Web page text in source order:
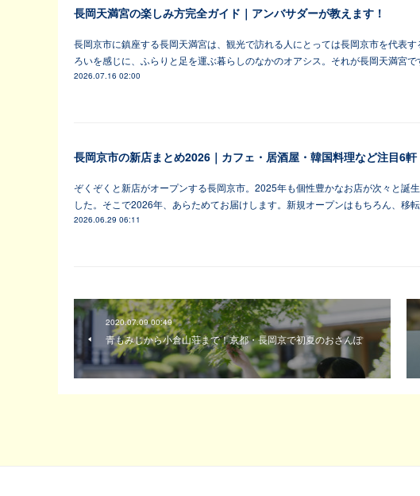
長岡天満宮の楽しみ方完全ガイド｜アンバサダーが教えます！
長岡京市に鎮座する長岡天満宮は、観光で訪れる人にとっては長岡京市を代表
ろいを感じに、ふらりと足を運ぶ暮らしのなかのオアシス。それが長岡天満宮
2026.07.16 02:00
長岡京市の新店まとめ2026｜カフェ・居酒屋・韓国料理など注目6軒
ぞくぞくと新店がオープンする長岡京市。2025年も個性豊かなお店が次々と誕
した。そこで2026年、あらためてお届けします。新規オープンはもちろん、移
2026.06.29 06:11
2020.07.09 00:49
青もみじから小倉山荘まで！京都・長岡京で初夏のおさんぽ